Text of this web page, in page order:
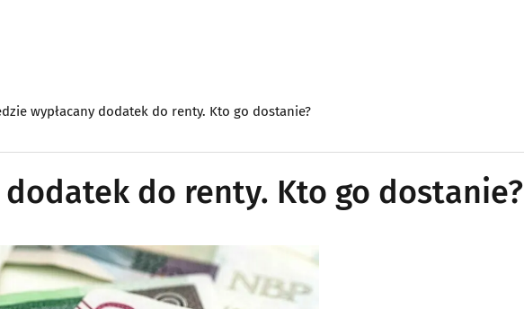
wypłacany dodatek do renty. Kto go dostanie?
dodatek do renty. Kto go dostanie?